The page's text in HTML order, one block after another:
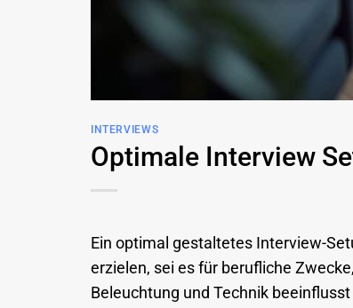
INTERVIEWS
Optimale Interview
Ein optimal gestaltetes Interview-
erzielen, sei es für berufliche
Beleuchtung und Technik